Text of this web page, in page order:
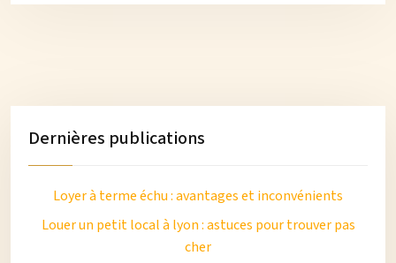
Dernières publications
Loyer à terme échu : avantages et inconvénients
Louer un petit local à lyon : astuces pour trouver pas
cher